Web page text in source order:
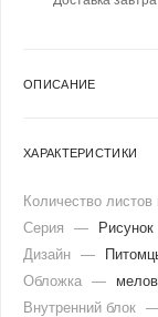
ОПИСАНИЕ
ХАРАКТЕРИСТИКИ
Количество листов
Серия
—
Рисунок
Дизайн —
Обложка —
Внутренний блок